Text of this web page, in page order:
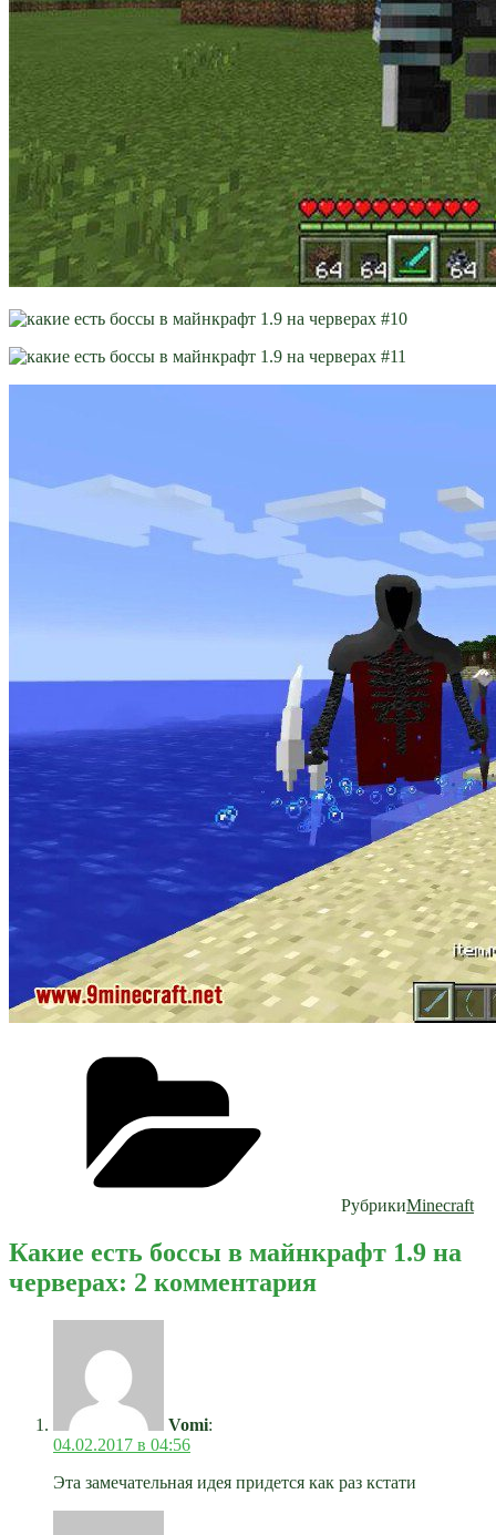
РубрикиMinecraft
Какие есть боссы в майнкрафт 1.9 на
черверах: 2 комментария
Vomi:
04.02.2017 в 04:56
Эта замечательная идея придется как раз кстати